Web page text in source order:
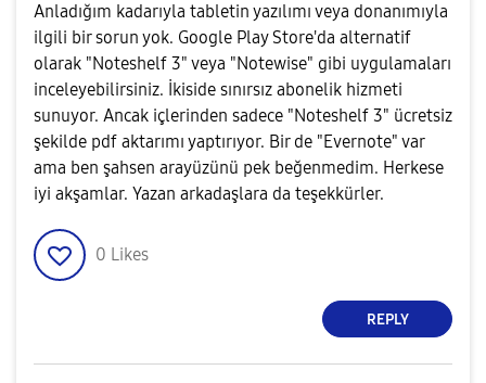
Anladığım kadarıyla tabletin yazılımı veya donanımıyla
ilgili bir sorun yok. Google Play Store'da alternatif
olarak "Noteshelf 3" veya "Notewise" gibi uygulamaları
inceleyebilirsiniz. İkiside sınırsız abonelik hizmeti
sunuyor. Ancak içlerinden sadece "Noteshelf 3" ücretsiz
şekilde pdf aktarımı yaptırıyor. Bir de "Evernote" var
ama ben şahsen arayüzünü pek beğenmedim. Herkese
iyi akşamlar. Yazan arkadaşlara da teşekkürler.
0 Likes
REPLY